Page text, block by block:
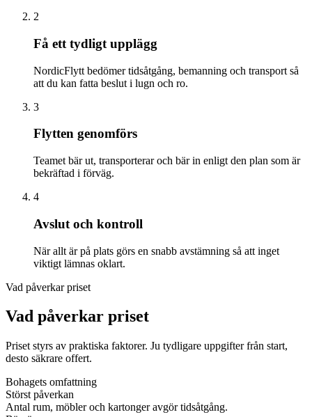
2
Få ett tydligt upplägg
NordicFlytt bedömer tidsåtgång, bemanning och transport så
att du kan fatta beslut i lugn och ro.
3
Flytten genomförs
Teamet bär ut, transporterar och bär in enligt den plan som är
bekräftad i förväg.
4
Avslut och kontroll
När allt är på plats görs en snabb avstämning så att inget
viktigt lämnas oklart.
Vad påverkar priset
Vad påverkar priset
Priset styrs av praktiska faktorer. Ju tydligare uppgifter från start,
desto säkrare offert.
Bohagets omfattning
Störst påverkan
Antal rum, möbler och kartonger avgör tidsåtgång.